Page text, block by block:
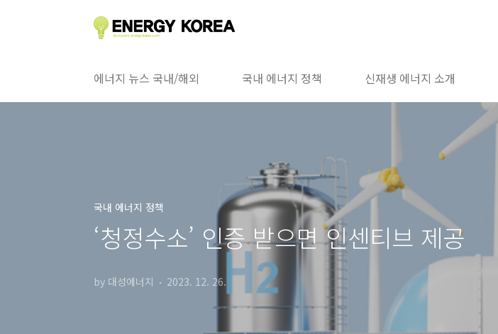
에너지 뉴스 국내/해외 국내 에너지 정책 신재생 에너지 소개
국내 에너지 정책
‘청정수소’ 인증 받으면 인센티브 제공
by 대성에너지 2023. 12. 26.